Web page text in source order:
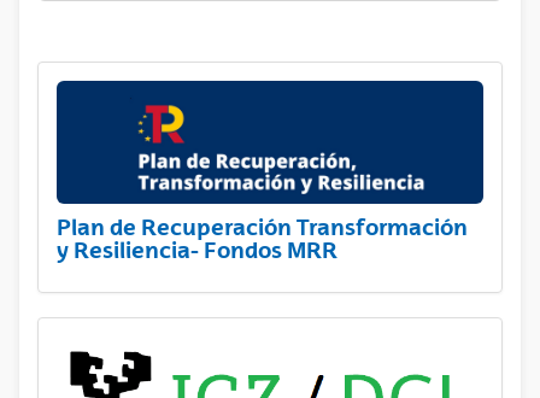
Plan de Recuperación Transformación
y Resiliencia- Fondos MRR